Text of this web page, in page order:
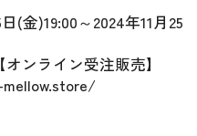
(金)19:00～2024年11月25
ンライン受注販売】